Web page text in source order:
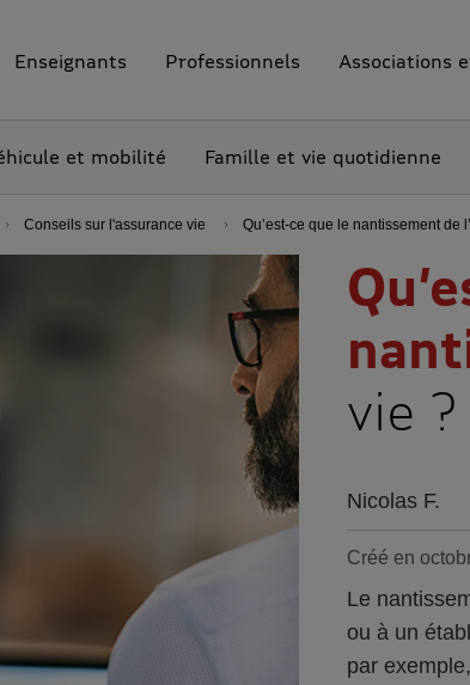
Enseignants Professionnels Associations
et mobilité Famille et vie quotidienne
Conseils sur l'assurance vie Qu’est-ce que le nantissement de
vie ?
Nicolas F.
Créé en
Le
ou à un
par